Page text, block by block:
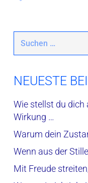
Suchen
NEUESTE
Wie stellst du dich
Wirkung …
Warum dein
Wenn aus der
Mit Freude